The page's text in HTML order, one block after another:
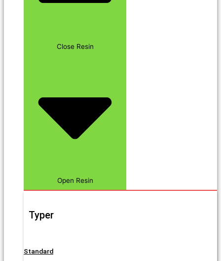
Close Resin
Open Resin
Typer
Standard